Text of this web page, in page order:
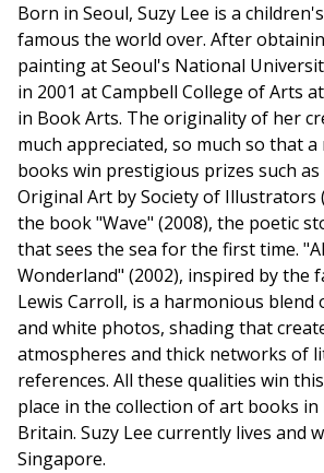
Born in Seoul, Suzy Lee is a
famous the world over. After
painting at Seoul's National
in 2001 at Campbell College of Arts
in Book Arts. The originality of her
much appreciated, so much so that
books win prestigious prizes such
Original Art by Society of Illustrators
the book "Wave" (2008), the poetic
that sees the sea for the first time.
Wonderland" (2002), inspired by the
Lewis Carroll, is a harmonious blend
and white photos, shading that
atmospheres and thick networks of
references. All these qualities win
place in the collection of art books
Britain. Suzy Lee currently lives and
Singapore.